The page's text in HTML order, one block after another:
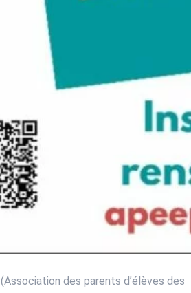
(Association des parents d’élèves des